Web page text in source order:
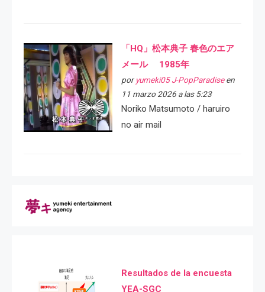
「HQ」松本典子 春色のエア
メール 1985年
por yumeki05 J-PopParadiseen
11 marzo 2026 a las 5:23
Noriko Matsumoto / haruiro
no air mail
Resultados de la encuesta
YEA-SGC